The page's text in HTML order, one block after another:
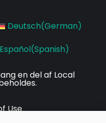
Deutsch(German)
Español(Spanish)
en del af Local
Use